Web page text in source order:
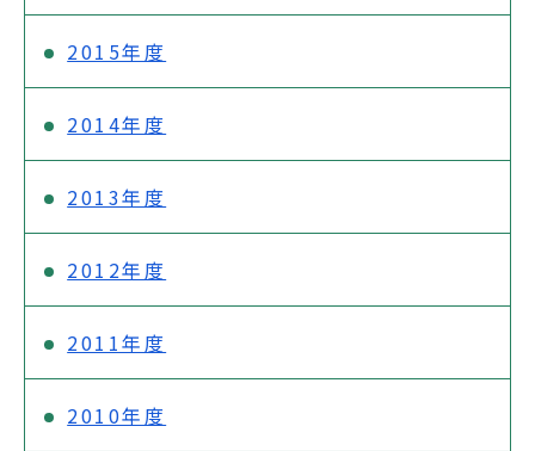
2015年度
2014年度
2013年度
2012年度
2011年度
2010年度